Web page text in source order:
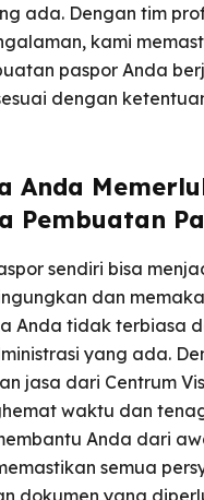
ada. Dengan tim
kami
paspor Anda
dengan
Anda
Pembuatan
sendiri bisa
dan
Anda tidak terbiasa
yang ada.
jasa dari Centrum
waktu dan
Anda dari
semua
dokumen yang